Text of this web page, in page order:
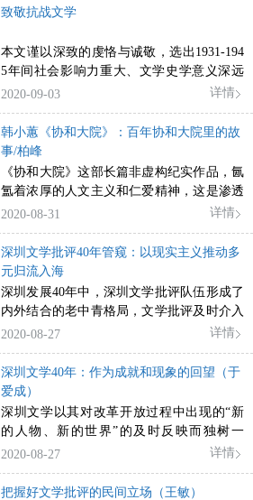
古诗、新诗界限，以“诗意”为核心探讨新诗
致敬抗战文学
本文谨以深致的虔恪与诚敬，选出1931-194
5年间社会影响力重大、文学史学意义深远
的小说与诗歌代表性创作，对其产生的巨大
的思想艺术价值，进行简要的梳理评估，以
向抗战文学致敬。
2020-09-03 详情
韩小蕙《协和大院》：百年协和大院里的故
事/柏峰
《协和大院》这部长篇非虚构纪实作品，氤
氲着浓厚的人文主义和仁爱精神，这是渗透
在全书的价值观。
2020-08-31 详情
深圳文学批评40年管窥：以现实主义推动多
元归流入海
深圳发展40年中，深圳文学批评队伍形成了
内外结合的老中青格局，文学批评及时介入
重要文学现象、作家和作品，学术思想渐趋
励深圳文学加速迈入全国视野，是深圳文学
的重要声部，折射出深圳不同时期的时代精
神和美学追求。
2020-08-27 详情
深圳文学40年：作为成就和现象的回望（于
爱成）
深圳文学以其对改革开放过程中出现的“新
的人物、新的世界”的及时反映而独树一
帜，在当代文坛留下不可取代的鲜明足迹。
2020-08-27 详情
把握好文学批评的民间立场（王敏）